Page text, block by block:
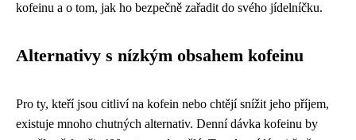
kofeinu a o tom, jak ho bezpečně zařadit do svého jídelníčku.
Alternativy s nízkým obsahem kofeinu
Pro ty, kteří jsou citliví na kofein nebo chtějí snížit jeho příjem,
existuje mnoho chutných alternativ. Denní dávka kofeinu by